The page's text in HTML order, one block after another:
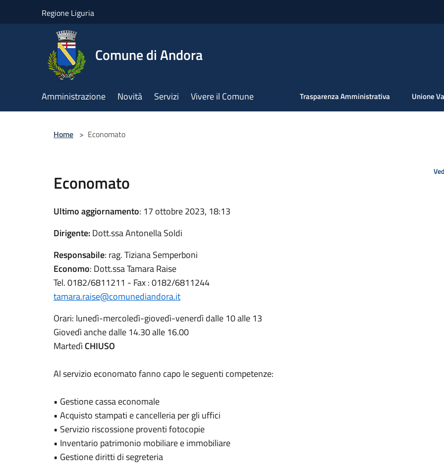
Regione Liguria
Comune di Andora
Amministrazione Novità Servizi Vivere il Comune Trasparenza Amministrativa Unione
Home > Economato
Economato
Ultimo aggiornamento: 17 ottobre 2023, 18:13
Dirigente:Dott.ssa Antonella Soldi
Responsabile: rag. Tiziana Semperboni
Economo: Dott.ssa Tamara Raise
Tel. 0182/6811211 - Fax : 0182/6811244
tamara.raise@comunediandora.it
Orari: lunedì-mercoledì-giovedì-venerdì dalle 10 alle 13
Giovedì anche dalle 14.30 alle 16.00
MartedìCHIUSO
Al servizio economato fanno capo le seguenti competenze:
• Gestione cassa economale
• Acquisto stampati e cancelleria per gli uffici
• Servizio riscossione proventi fotocopie
• Inventario patrimonio mobiliare e immobiliare
• Gestione diritti di segreteria